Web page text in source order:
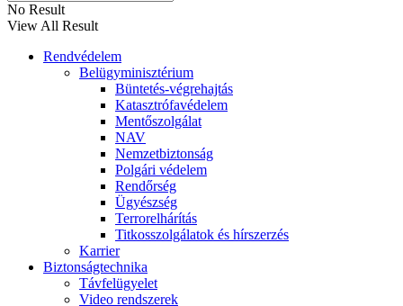
No Result
View All Result
Rendvédelem
Belügyminisztérium
Büntetés-végrehajtás
Katasztrófavédelem
Mentőszolgálat
NAV
Nemzetbiztonság
Polgári védelem
Rendőrség
Ügyészség
Terrorelhárítás
Titkosszolgálatok és hírszerzés
Karrier
Biztonságtechnika
Távfelügyelet
Video rendszerek